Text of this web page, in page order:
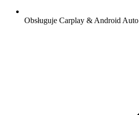
Obsługuje Carplay & Android Auto